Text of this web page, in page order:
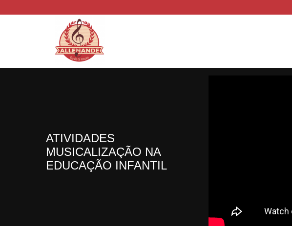
ATIVIDADES
MUSICALIZAÇÃO NA
EDUCAÇÃO INFANTIL